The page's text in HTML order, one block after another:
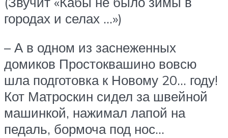
городах и селах …»)
– А в одном из заснеженных
домиков Простоквашино вовсю
шла подготовка к Новому 20… году!
Кот Матроскин сидел за швейной
машинкой, нажимал лапой на
педаль, бормоча под нос…